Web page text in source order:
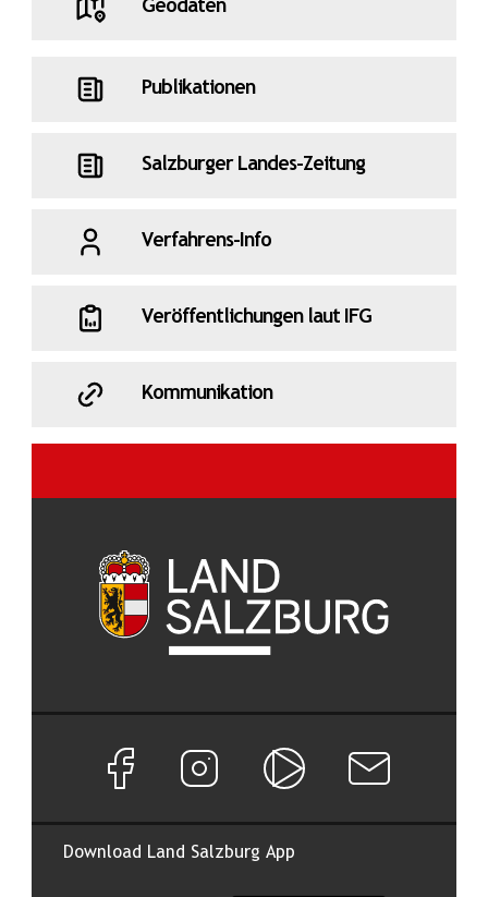
Geodaten
Publikationen
Salzburger Landes-Zeitung
Verfahrens-Info
Veröffentlichungen laut IFG
Kommunikation
Download Land Salzburg App
Facebook Seite von Land Salzburg
Instagram Seite von Land Salzburg
Salzburg ONNewsletter